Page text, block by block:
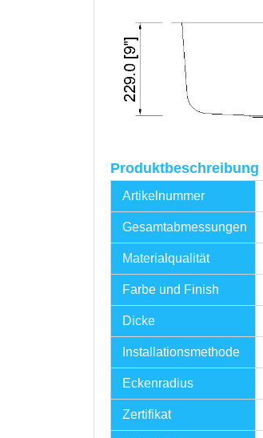
Produktbeschreibung
Artikelnummer
Gesamtabmessungen
Materialqualität
Farbe und Finish
Dicke
Installationsmethode
Eckenradius
Zertifikat